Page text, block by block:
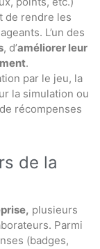
de rendre les
L’un des
, d’améliorer leur
.
par le jeu, la
la simulation ou
récompenses
de la
plusieurs
Parmi
(badges,